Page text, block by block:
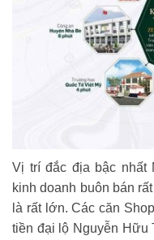
Vị trí đắc địa bậc nhất
kinh doanh buôn bán
là rất lớn. Các căn
tiền đại lộ Nguyễn Hữu